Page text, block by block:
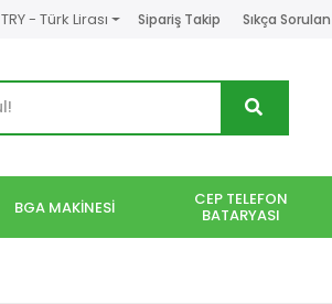
TRY - Türk Lirası Sipariş Takip Sıkça
BGA MAKİNESİ CEP TELEFON
BATARYASI